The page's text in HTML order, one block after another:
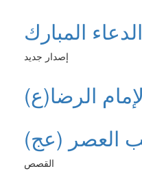
المبارك
إصدار جديد
الرضا(ع)
القصص